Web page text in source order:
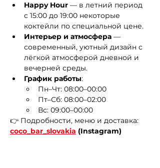
Happy Hour — в летний период
с 15:00 до 19:00 некоторые
коктейли по специальной цене.
Интерьер и атмосфера —
современный, уютный дизайн с
лёгкой атмосферой дневной и
вечерней среды.
График работы:
Пн–Чт: 08:00–00:00
Пт–Сб: 08:00–02:00
Вс: 09:00–00:00
👉 Подробности, меню и доставка:
coco_bar_slovakia (Instagram)